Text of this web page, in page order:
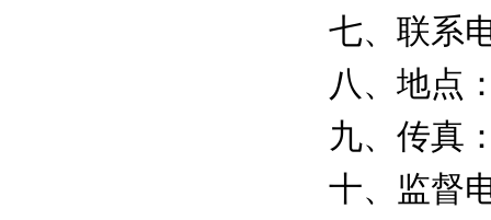
七、联系
八、地点
九、传真
十、监督